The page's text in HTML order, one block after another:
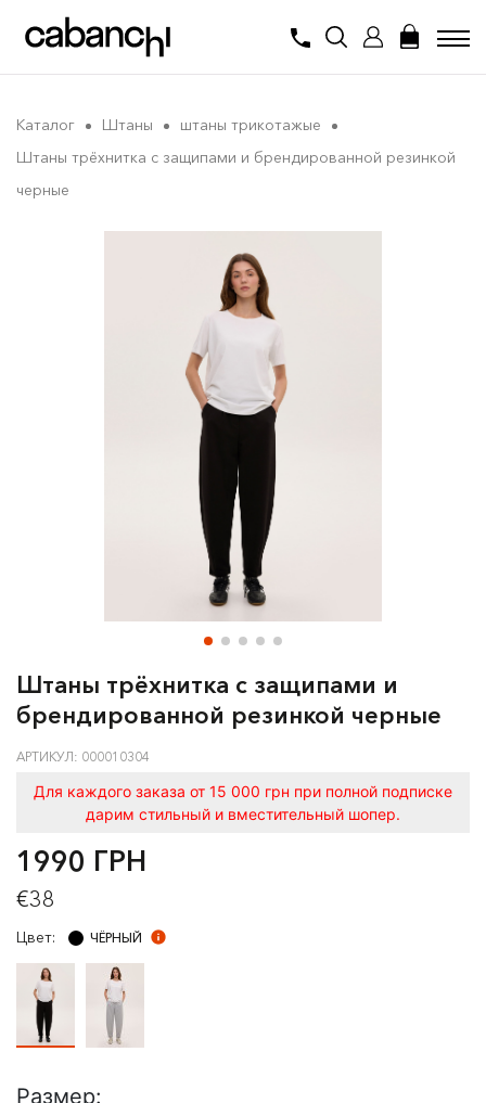
Каталог Штаны
штаны трикотажые
Штаны трёхнитка с защипами и брендированной резинкой
черные
Штаны трёхнитка с защипами и
брендированной резинкой черные
АРТИКУЛ: 000010304
Для каждого заказа от 15 000 грн при полной подписке
дарим стильный и вместительный шопер.
1990 ГРН
€38
Цвет: ЧЁРНЫЙ
Размер: